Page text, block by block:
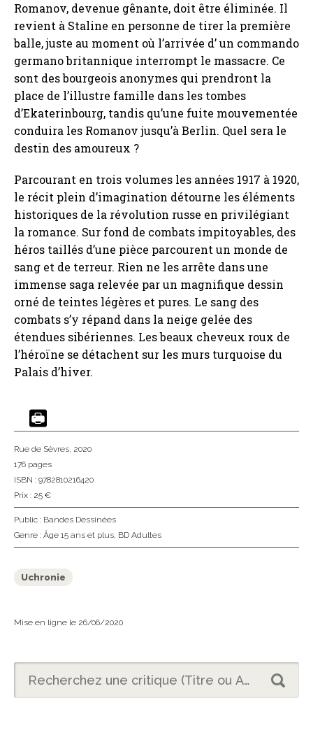
Romanov, devenue gênante, doit être éliminée. Il
revient à Staline en personne de tirer la première
balle, juste au moment où l’arrivée d’ un commando
germano britannique interrompt le massacre. Ce
sont des bourgeois anonymes qui prendront la
place de l’illustre famille dans les tombes
d’Ekaterinbourg, tandis qu’une fuite mouvementée
conduira les Romanov jusqu’à Berlin. Quel sera le
destin des amoureux ?
Parcourant en trois volumes les années 1917 à 1920,
le récit plein d’imagination détourne les éléments
historiques de la révolution russe en privilégiant
la romance. Sur fond de combats impitoyables, des
héros taillés d’une pièce parcourent un monde de
sang et de terreur. Rien ne les arrête dans une
immense saga relevée par un magnifique dessin
orné de teintes légères et pures. Le sang des
combats s’y répand dans la neige gelée des
étendues sibériennes. Les beaux cheveux roux de
l’héroïne se détachent sur les murs turquoise du
Palais d’hiver.
Rue de Sèvres, 2020
176 pages
ISBN : 9782810216420
Prix : 25 €
Public : Bandes Dessinées
Genre : Âge 15 ans et plus, BD Adultes
Uchronie
Mise en ligne le 26/06/2020